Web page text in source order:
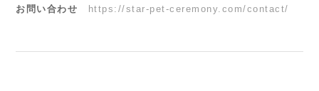
お問い合わせ
https://star-pet-ceremony.com/contact/